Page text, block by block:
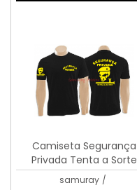
Camiseta Segurança
Privada Tenta a Sorte
samuray /